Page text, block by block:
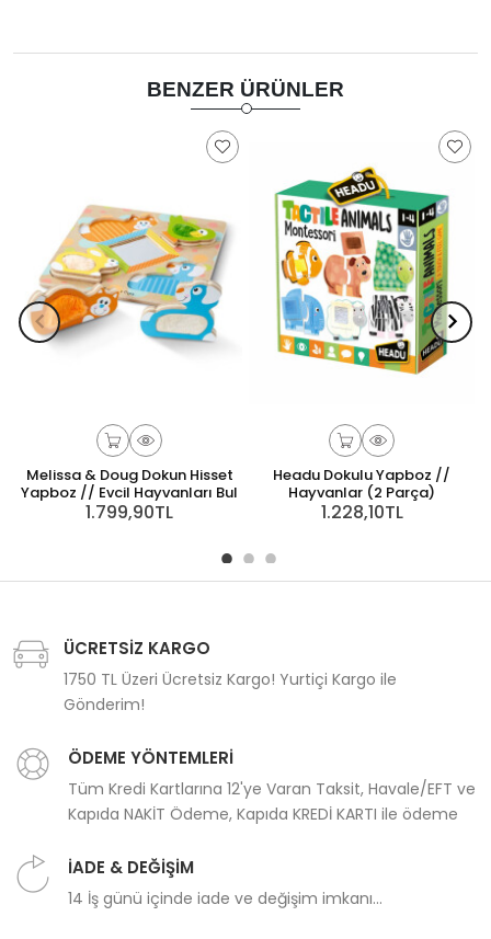
BENZER ÜRÜNLER
Melissa & Doug Dokun Hisset
Yapboz // Evcil Hayvanları Bul
1.799,90TL
Headu Dokulu Yapboz //
Hayvanlar (2 Parça)
1.228,10TL
ÜCRETSİZ KARGO
1750 TL Üzeri Ücretsiz Kargo! Yurtiçi Kargo ile
Gönderim!
ÖDEME YÖNTEMLERİ
Tüm Kredi Kartlarına 12'ye Varan Taksit, Havale/EFT ve
Kapıda NAKİT Ödeme, Kapıda KREDİ KARTI ile ödeme
İADE & DEĞİŞİM
14 İş günü içinde iade ve değişim imkanı...